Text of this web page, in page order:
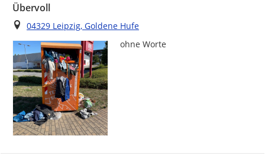
Übervoll
Ort
04329 Leipzig, Goldene Hufe
ohne Worte